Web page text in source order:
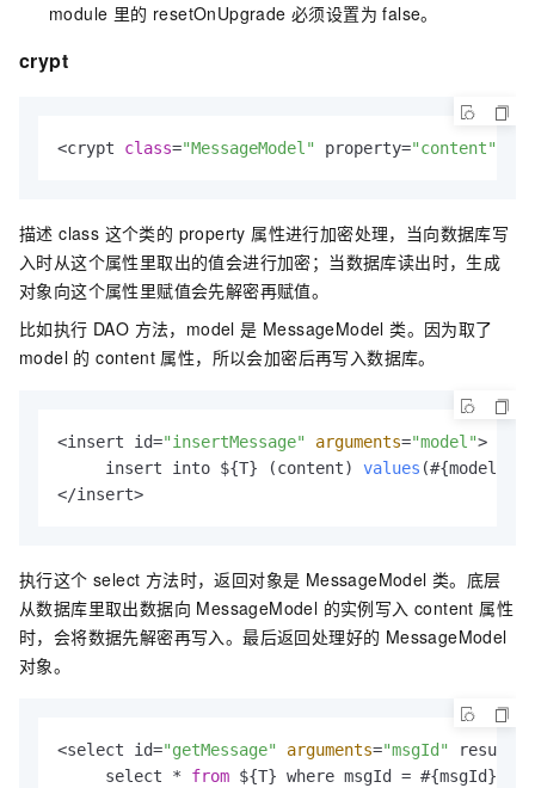
module 里的 resetOnUpgrade 必须设置为 false。
crypt
<crypt class="MessageModel" property="content"
描述 class 这个类的 property 属性进行加密处理，当向数据库写
入时从这个属性里取出的值会进行加密；当数据库读出时，生成
对象向这个属性里赋值会先解密再赋值。
比如执行 DAO 方法，model 是 MessageModel 类。因为取了
model 的 content 属性，所以会加密后再写入数据库。
<insert id="insertMessage" arguments="model">
     insert into ${T} (content)
values (#{model.
</insert>
执行这个 select 方法时，返回对象是 MessageModel 类。底层
从数据库里取出数据向 MessageModel 的实例写入 content 属性
时，会将数据先解密再写入。最后返回处理好的 MessageModel
对象。
<select id="getMessage" arguments="msgId" result=
     select *
from ${T} where msgId = #{msgId}